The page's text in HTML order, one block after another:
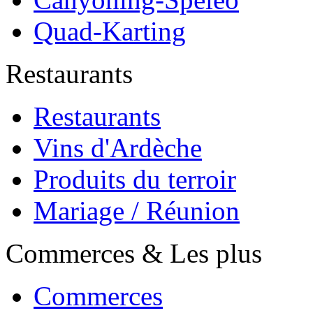
Quad-Karting
Restaurants
Restaurants
Vins d'Ardèche
Produits du terroir
Mariage / Réunion
Commerces & Les plus
Commerces